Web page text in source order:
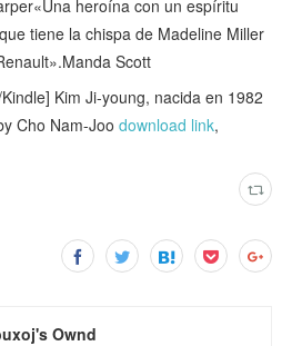
heroína con un espíritu
tiene la chispa de Madeline Miller
Scott
Kim Ji-young, nacida en 1982
Cho Nam-Joodownload link,
Ownd